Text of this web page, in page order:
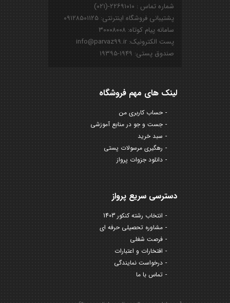
شماره تماس : ۲۲۶۹۱۰۱۰-(۰۲۱)
پشتیبانی فروشگاه اینترنتی: ۰۹۱۲۸۵۰۱۱۲۵
سامانه پیام کوتاه: ۳۰۰۰۸۰۰۸
پست الکترونیک: info@parvaz99.ir
صندوق پستی: ۱۹۴۹-۱۹۳۹۵
لینک های مهم فروشگاه
حساب کاربری من
جست و جو در منابع آموزشی
سبد خرید
رهگیری مرسولات پستی
دانلود جزوات پرواز
دسترسی سریع پرواز
انتخاب رشته کنکور 1403
مشاوره تحصیلی حرفه ای
فرصت شغلی
افتخارات و اعتبارات
درخواست نمایندگی
تماس با ما